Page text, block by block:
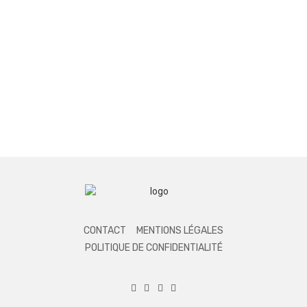
CONTACT
MENTIONS LÉGALES
POLITIQUE DE CONFIDENTIALITÉ